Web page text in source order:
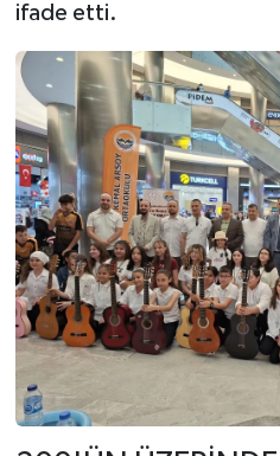
ifade etti.